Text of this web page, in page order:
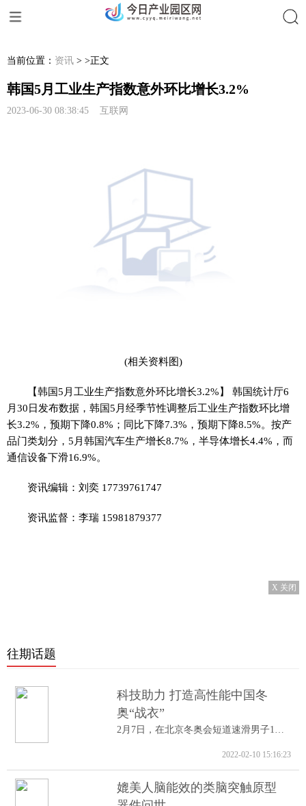
当前位置： 资讯 > >正文
韩国5月工业生产指数意外环比增长3.2%
2023-06-30 08:38:45 互联网
(相关资料图)
【韩国5月工业生产指数意外环比增长3.2%】 韩国统计厅6
月30日发布数据，韩国5月经季节性调整后工业生产指数环比增
长3.2%，预期下降0.8%；同比下降7.3%，预期下降8.5%。按产
品门类划分，5月韩国汽车生产增长8.7%，半导体增长4.4%，而
通信设备下滑16.9%。
资讯编辑：刘奕 17739761747
资讯监督：李瑞 15981879377
X 关闭
往期话题
科技助力 打造高性能中国冬
奥“战衣”
2月7日，在北京冬奥会短道速滑男子1000米A...
2022-02-10 15:16:23
媲美人脑能效的类脑突触原型